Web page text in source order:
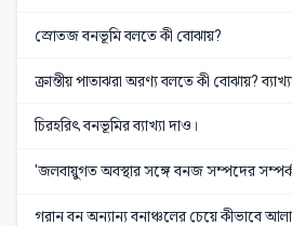
স্রোতজ বনভূমি বলতে কী বোঝায়?
ক্রান্তীয় পাতাঝরা অরণ্য বলতে কী বোঝায়?
চিরহরিৎ বনভূমির ব্যাখ্যা দাও।
'জলবায়ুগত অবস্থার সঙ্গে বনজ সম্পদের
গরান বন অন্যান্য বনাঞ্চলের চেয়ে কীভাবে